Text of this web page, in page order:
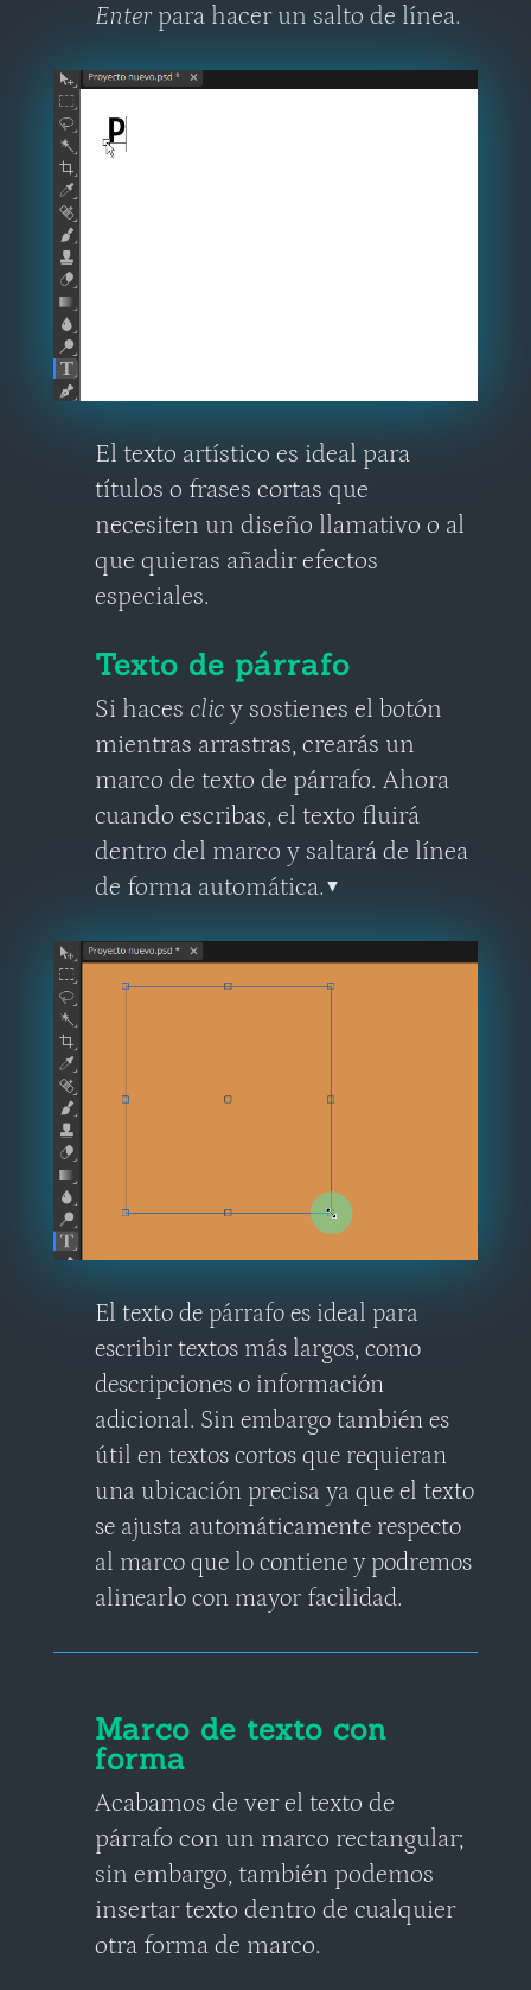
Enterpara hacer un salto de línea.
El texto artístico es ideal para
títulos o frases cortas que
necesiten un diseño llamativo o al
que quieras añadir efectos
especiales.
Texto de párrafo
Si haces clicy sostienes el botón
mientras arrastras, crearás un
marco de texto de párrafo. Ahora
cuando escribas, el texto fluirá
dentro del marco y saltará de línea
de forma automática.▼
El texto de párrafo es ideal para
escribir textos más largos, como
descripciones o información
adicional. Sin embargo también es
útil en textos cortos que requieran
una ubicación precisa ya que el texto
se ajusta automáticamente respecto
al marco que lo contiene y podremos
alinearlo con mayor facilidad.
Marco de texto con
forma
Acabamos de ver el texto de
párrafo con un marco rectangular;
sin embargo, también podemos
insertar texto dentro de cualquier
otra forma de marco.